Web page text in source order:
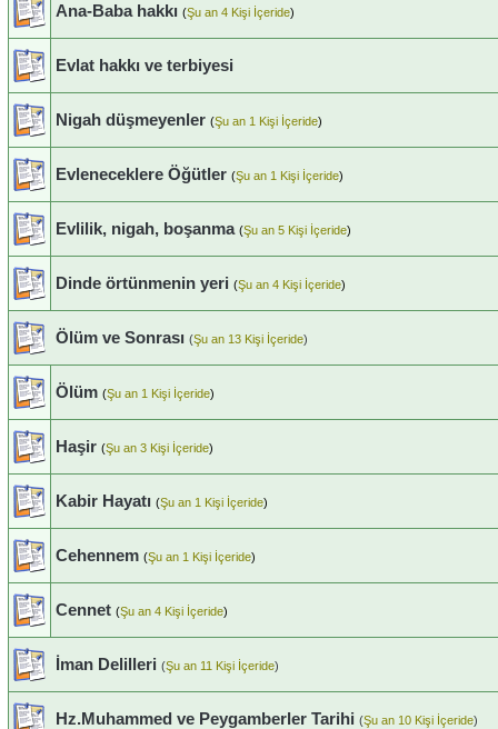
Ana-Baba hakkı (Şu an 4 Kişi İçeride)
Evlat hakkı ve terbiyesi
Nigah düşmeyenler (Şu an 1 Kişi İçeride)
Evleneceklere Öğütler (Şu an 1 Kişi İçeride)
Evlilik, nigah, boşanma (Şu an 5 Kişi İçeride)
Dinde örtünmenin yeri (Şu an 4 Kişi İçeride)
Ölüm ve Sonrası (Şu an 13 Kişi İçeride)
Ölüm (Şu an 1 Kişi İçeride)
Haşir (Şu an 3 Kişi İçeride)
Kabir Hayatı (Şu an 1 Kişi İçeride)
Cehennem (Şu an 1 Kişi İçeride)
Cennet (Şu an 4 Kişi İçeride)
İman Delilleri (Şu an 11 Kişi İçeride)
Hz.Muhammed ve Peygamberler Tarihi (Şu an 10 Kişi İçeride)